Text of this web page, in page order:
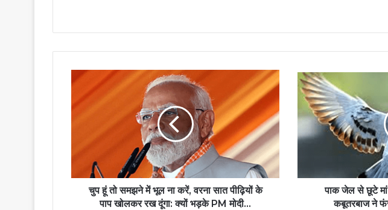
चुप हूं तो समझने में भूल ना करें, वरना सात पीढ़ियों के
पाप खोलकर रख दूंगा: क्यों भड़के PM मोदी…
पाक जेल से छूटे
कबूतरबाज ने